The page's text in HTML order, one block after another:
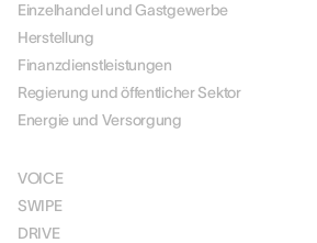
Einzelhandel und Gastgewerbe
Herstellung
Finanzdienstleistungen
Regierung und öffentlicher Sektor
Energie und Versorgung
VOICE
SWIPE
DRIVE